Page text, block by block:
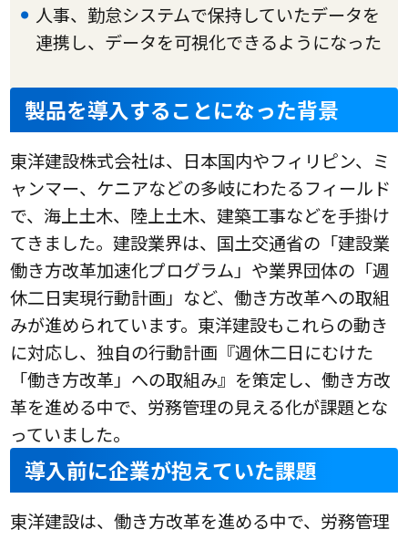
人事、勤怠システムで保持していたデータを
連携し、データを可視化できるようになった
製品を導入することになった背景
東洋建設株式会社は、日本国内やフィリピン、ミ
ャンマー、ケニアなどの多岐にわたるフィールド
で、海上土木、陸上土木、建築工事などを手掛け
てきました。建設業界は、国土交通省の「建設業
働き方改革加速化プログラム」や業界団体の「週
休二日実現行動計画」など、働き方改革への取組
みが進められています。東洋建設もこれらの動き
に対応し、独自の行動計画『週休二日にむけた
「働き方改革」への取組み』を策定し、働き方改
革を進める中で、労務管理の見える化が課題とな
っていました。
導入前に企業が抱えていた課題
東洋建設は、働き方改革を進める中で、労務管理